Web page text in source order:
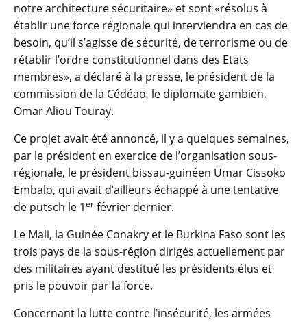
notre architecture sécuritaire» et sont «résolus à
établir une force régionale qui interviendra en cas de
besoin, qu’il s’agisse de sécurité, de terrorisme ou de
rétablir l’ordre constitutionnel dans des Etats
membres», a déclaré à la presse, le président de la
commission de la Cédéao, le diplomate gambien,
Omar Aliou Touray.
Ce projet avait été annoncé, il y a quelques semaines,
par le président en exercice de l’organisation sous-
régionale, le président bissau-guinéen Umar Cissoko
Embalo, qui avait d’ailleurs échappé à une tentative
de putsch le 1er février dernier.
Le Mali, la Guinée Conakry et le Burkina Faso sont les
trois pays de la sous-région dirigés actuellement par
des militaires ayant destitué les présidents élus et
pris le pouvoir par la force.
Concernant la lutte contre l’insécurité, les armées